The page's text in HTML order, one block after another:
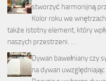
stworzyć harmonijną
Kolor roku we
także istotny element, który
naszych przestrzeni. …
Dywan bawełniany czy
na dywan